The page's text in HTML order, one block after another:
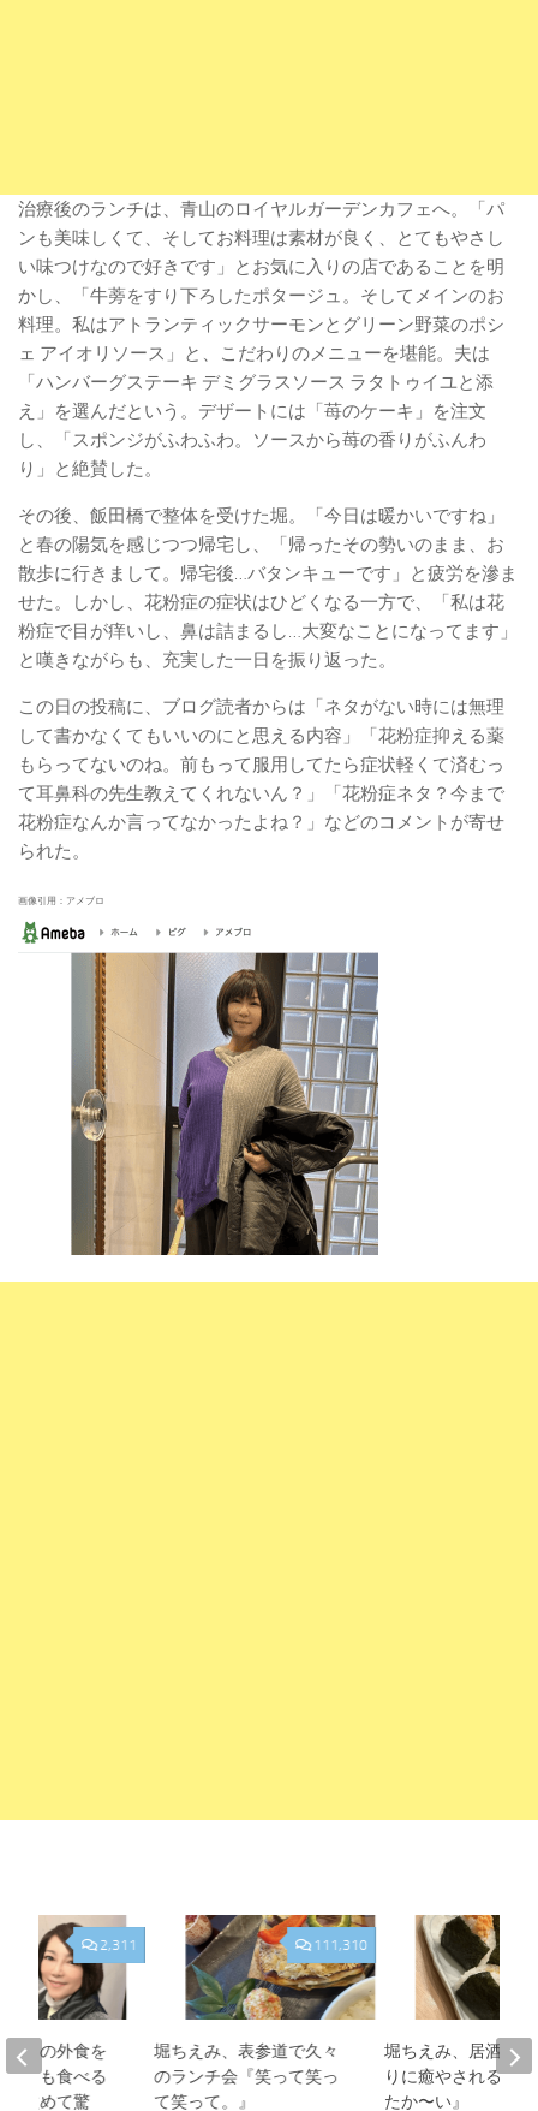
治療後のランチは、青山のロイヤルガーデンカフェへ。「パ
ンも美味しくて、そしてお料理は素材が良く、とてもやさし
い味つけなので好きです」とお気に入りの店であることを明
かし、「牛蒡をすり下ろしたポタージュ。そしてメインのお
料理。私はアトランティックサーモンとグリーン野菜のポシ
ェ アイオリソース」と、こだわりのメニューを堪能。夫は
「ハンバーグステーキ デミグラスソース ラタトゥイユと添
え」を選んだという。デザートには「苺のケーキ」を注文
し、「スポンジがふわふわ。ソースから苺の香りがふんわ
り」と絶賛した。
その後、飯田橋で整体を受けた堀。「今日は暖かいですね」
と春の陽気を感じつつ帰宅し、「帰ったその勢いのまま、お
散歩に行きまして。帰宅後…バタンキューです」と疲労を滲ま
せた。しかし、花粉症の症状はひどくなる一方で、「私は花
粉症で目が痒いし、鼻は詰まるし…大変なことになってます」
と嘆きながらも、充実した一日を振り返った。
この日の投稿に、ブログ読者からは「ネタがない時には無理
して書かなくてもいいのにと思える内容」「花粉症抑える薬
もらってないのね。前もって服用してたら症状軽くて済むっ
て耳鼻科の先生教えてくれないん？」「花粉症ネタ？今まで
花粉症なんか言ってなかったよね？」などのコメントが寄せ
られた。
画像引用：アメブロ
111,310
堀ちえみ、表参道で久々
のランチ会『笑って笑っ
て笑って。』
堀ちえみ、居酒屋
りに癒やされる夜
たか〜い』
2,311
夫との外食を
よりも食べる
て改めて驚